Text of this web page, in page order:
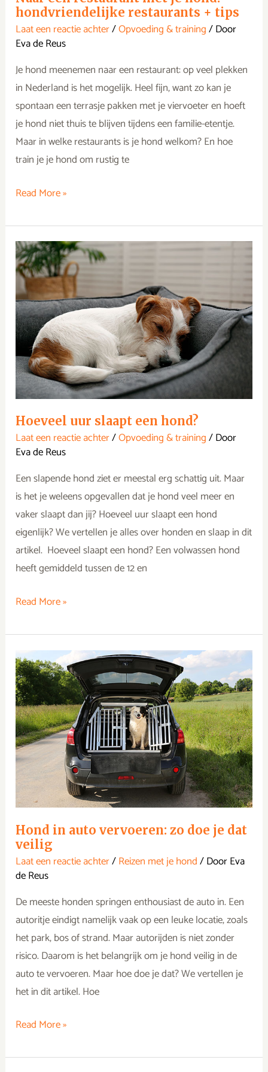
hondvriendelijke restaurants + tips
Laat een reactie achter/Opvoeding & training/ Door
Eva de Reus
Je hond meenemen naar een restaurant: op veel plekken
in Nederland is het mogelijk. Heel fijn, want zo kan je
spontaan een terrasje pakken met je viervoeter en hoeft
je hond niet thuis te blijven tijdens een familie-etentje.
Maar in welke restaurants is je hond welkom? En hoe
train je je hond om rustig te
Read More »
Hoeveel uur slaapt een hond?
Laat een reactie achter/Opvoeding & training/ Door
Eva de Reus
Een slapende hond ziet er meestal erg schattig uit. Maar
is het je weleens opgevallen dat je hond veel meer en
vaker slaapt dan jij? Hoeveel uur slaapt een hond
eigenlijk? We vertellen je alles over honden en slaap in dit
artikel. Hoeveel slaapt een hond? Een volwassen hond
heeft gemiddeld tussen de 12 en
Hoeveel
uur
slaapt
een
hond?
Read More »
Hond in auto vervoeren: zo doe je dat
veilig
Laat een reactie achter/Reizen met je hond/ DoorEva
de Reus
De meeste honden springen enthousiast de auto in. Een
autoritje eindigt namelijk vaak op een leuke locatie, zoals
het park, bos of strand. Maar autorijden is niet zonder
risico. Daarom is het belangrijk om je hond veilig in de
auto te vervoeren. Maar hoe doe je dat? We vertellen je
het in dit artikel. Hoe
Hond
in
auto
vervoeren:
zo
doe
je
dat
veilig
Read More »